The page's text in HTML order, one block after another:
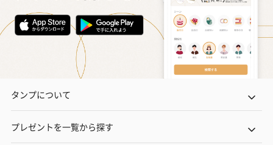
タンプについて
プレゼントを一覧から探す